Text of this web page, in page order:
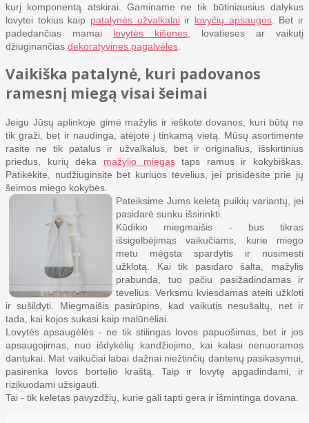
kurį komponentą atskirai. Gaminame ne tik būtiniausius dalykus
lovytei tokius kaip patalynės užvalkalaiir lovyčių apsaugos. Bet ir
padedančias mamai lovytės kišenes , lovatieses ar vaikutį
džiuginančias dekoratyvines pagalvėles
Vaikiška patalynė, kuri padovanos
ramesnį miegą visai šeimai
Jeigu Jūsų aplinkoje gimė mažylis ir ieškote dovanos, kuri būtų ne
tik graži, bet ir naudinga, atėjote į tinkamą vietą. Mūsų asortimente
rasite ne tik patalus ir užvalkalus, bet ir originalius, išskirtinius
priedus, kurių dėka mažylio miegastaps ramus ir kokybiškas.
Patikėkite, nudžiuginsite bet kuriuos tėvelius, jei prisidėsite prie jų
šeimos miego kokybės.
Pateiksime Jums keletą puikių variantų, jei
pasidarė sunku išsirinkti.
Kūdikio miegmaišis - bus tikras
išsigelbėjimas vaikučiams, kurie miego
metu mėgsta spardytis ir nusimesti
užklotą. Kai tik pasidaro šalta, mažylis
prabunda, tuo pačiu pasižadindamas ir
tėvelius. Verksmu kviesdamas ateiti užkloti
ir sušildyti. Miegmaišis pasirūpins, kad vaikutis nesušaltų, net ir
tada, kai kojos sukasi kaip malūnėliai.
Lovytės apsaugėlės - ne tik stilingas lovos papuošimas, bet ir jos
apsaugojimas, nuo išdykėlių kandžiojimo, kai kalasi nenuoramos
dantukai. Mat vaikučiai labai dažnai niežtinčių dantenų pasikasymui,
pasirenka lovos bortelio kraštą. Taip ir lovytę apgadindami, ir
rizikuodami užsigauti.
Tai - tik keletas pavyzdžių, kurie gali tapti gera ir išmintinga dovana.